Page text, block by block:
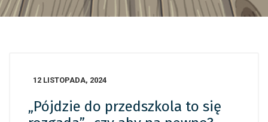
12 LISTOPADA, 2024
„Pójdzie do przedszkola to się